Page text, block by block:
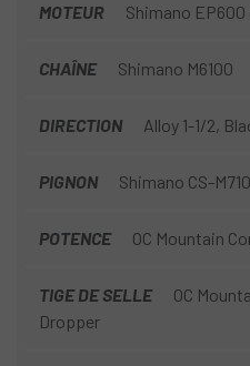
MOTEUR Shimano EP600
CHAÎNE Shimano M6100
DIRECTION Alloy 1-1/2,
PIGNON Shimano CS-
POTENCE OC Mountain
TIGE DE SELLE
OC
Dropper